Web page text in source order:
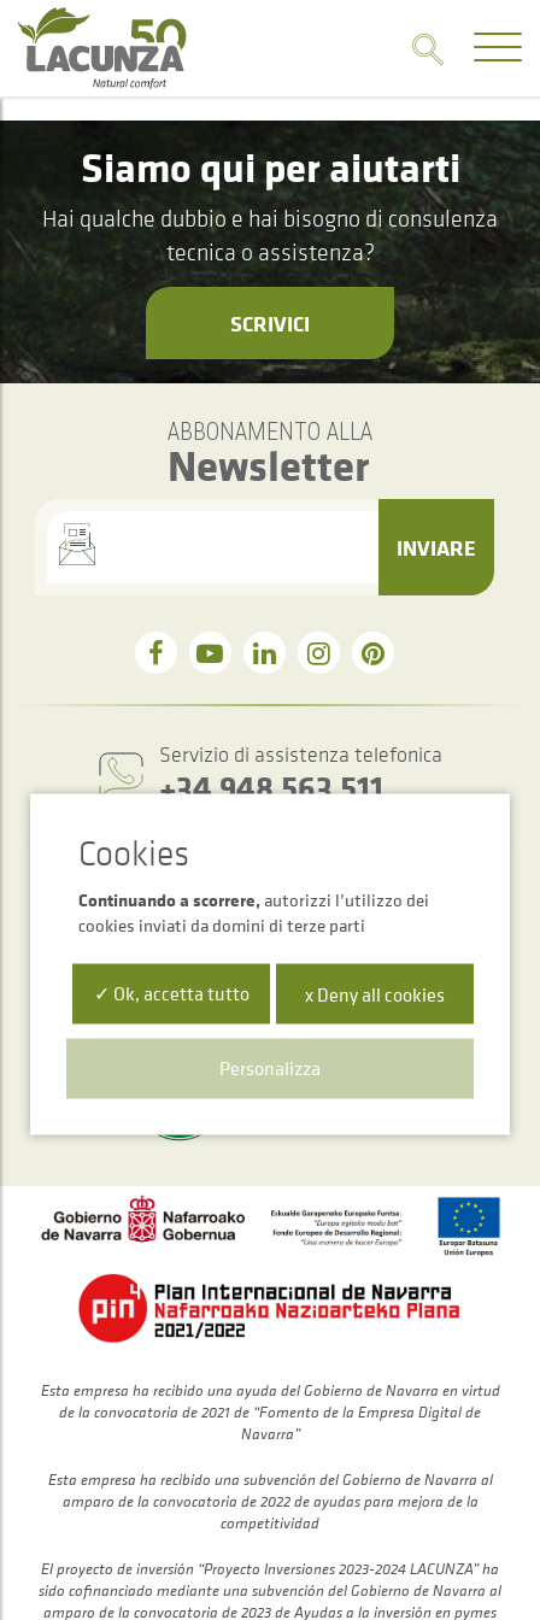
Siamo qui per aiutarti
Hai qualche dubbio e hai bisogno di consulenza
tecnica o assistenza?
SCRIVICI
ABBONAMENTO ALLA
Newsletter
INVIARE
Servizio di assistenza telefonica
+34 948 563 511
Polígono Ibarrea, s/n 31800 Alsasua, Navarra, Spain
Esta empresa ha recibido una ayuda del Gobierno de Navarra en virtud
de la convocatoria de 2021 de “Fomento de la Empresa Digital de
Navarra”
Esta empresa ha recibido una subvención del Gobierno de Navarra al
amparo de la convocatoria de 2022 de ayudas para mejora de la
competitividad
El proyecto de inversión “Proyecto Inversiones 2023-2024 LACUNZA” ha
sido cofinanciado mediante una subvención del Gobierno de Navarra al
amparo de la convocatoria de 2023 de Ayudas a la inversión en pymes
Continuando a scorrere, autorizzi l’utilizzo dei
cookies inviati da domini di terze parti
✓ Ok, accetta tutto x Deny all cookies
Personalizza